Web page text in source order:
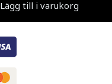
Lägg till i varukorg